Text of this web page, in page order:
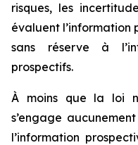
risques, les
évaluent l’information
sans réserve à
prospectifs.
À moins que la loi
s’engage
l’information